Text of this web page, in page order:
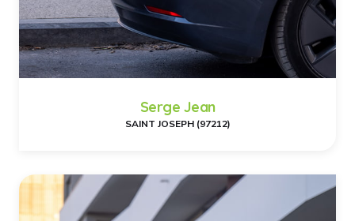
Serge Jean
SAINT JOSEPH (97212)